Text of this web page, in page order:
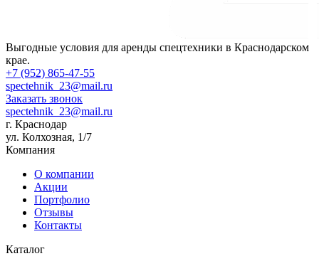
Выгодные условия для аренды спецтехники в Краснодарском
крае.
+7 (952) 865-47-55
spectehnik_23@mail.ru
Заказать звонок
spectehnik_23@mail.ru
г. Краснодар
ул. Колхозная, 1/7
Компания
О компании
Акции
Портфолио
Отзывы
Контакты
Каталог